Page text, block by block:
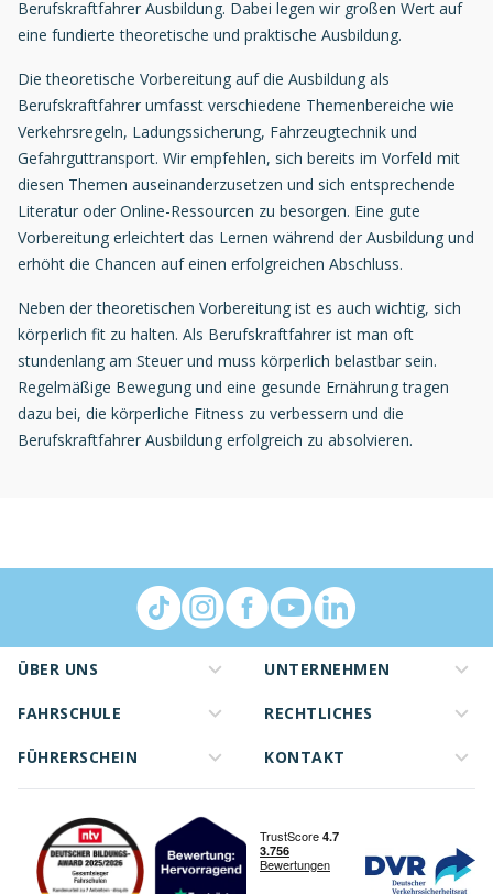
Berufskraftfahrer Ausbildung. Dabei legen wir großen Wert auf
eine fundierte theoretische und praktische Ausbildung.
Die theoretische Vorbereitung auf die Ausbildung als
Berufskraftfahrer umfasst verschiedene Themenbereiche wie
Verkehrsregeln, Ladungssicherung, Fahrzeugtechnik und
Gefahrguttransport. Wir empfehlen, sich bereits im Vorfeld mit
diesen Themen auseinanderzusetzen und sich entsprechende
Literatur oder Online-Ressourcen zu besorgen. Eine gute
Vorbereitung erleichtert das Lernen während der Ausbildung und
erhöht die Chancen auf einen erfolgreichen Abschluss.
Neben der theoretischen Vorbereitung ist es auch wichtig, sich
körperlich fit zu halten. Als Berufskraftfahrer ist man oft
stundenlang am Steuer und muss körperlich belastbar sein.
Regelmäßige Bewegung und eine gesunde Ernährung tragen
dazu bei, die körperliche Fitness zu verbessern und die
Berufskraftfahrer Ausbildung erfolgreich zu absolvieren.
ÜBER UNS
FAHRSCHULE
FÜHRERSCHEIN
UNTERNEHMEN
RECHTLICHES
KONTAKT